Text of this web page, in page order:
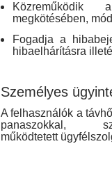
Közreműködik
megkötésében,
Fogadja a
hibaelhárításra
Személyes
A felhasználók a
panaszokkal,
működtetett